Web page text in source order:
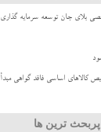
بلای جان توسعه سرمایه گذاری
کالاهای اساسی فاقد گواهی مبدأ
پربحث ترین ها